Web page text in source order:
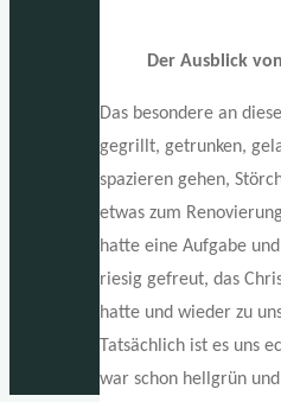
Der Ausblick
Das besondere an
gegrillt, getrunken,
spazieren gehen,
etwas zum
hatte eine Aufgabe
riesig gefreut, das
hatte und wieder zu
Tatsächlich ist es uns
war schon hellgrün